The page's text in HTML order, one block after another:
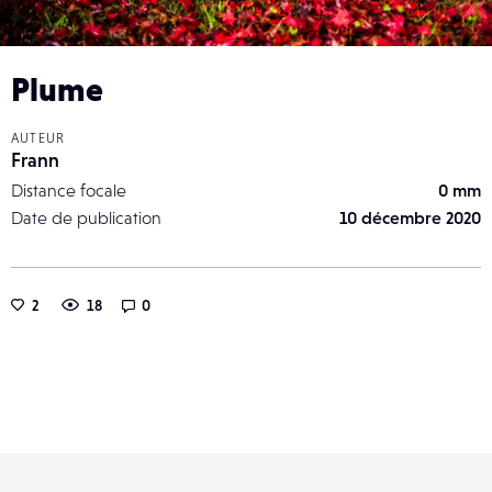
Plume
AUTEUR
Frann
Distance focale
0 mm
Date de publication
10 décembre 2020
2 18 0